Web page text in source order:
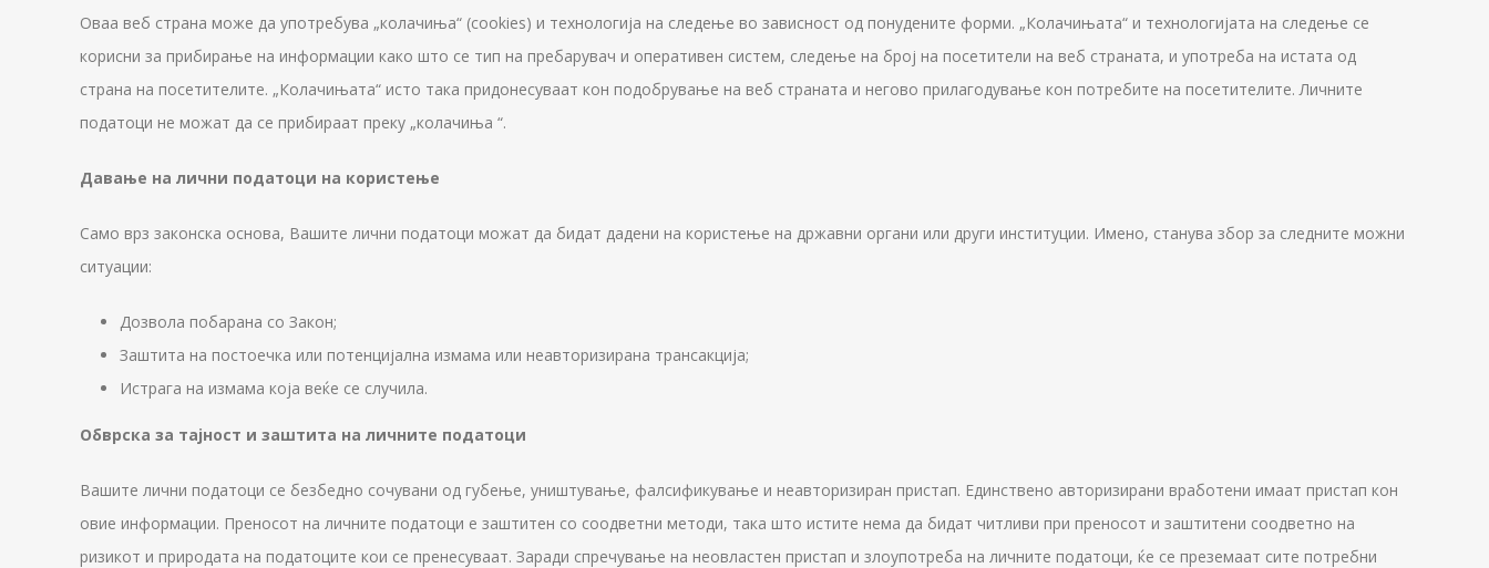
Оваа веб страна може да употребува „колачиња“ (cookies) и технологија на следење во зависност од понудените форми. „Колачињата“ и технологијата на следење се
корисни за прибирање на информации како што се тип на пребарувач и оперативен систем, следење на број на посетители на веб страната, и употреба на истата од
страна на посетителите. „Колачињата“ исто така придонесуваат кон подобрување на веб страната и негово прилагодување кон потребите на посетителите. Личните
податоци не можат да се прибираат преку „колачиња “.
Давање на лични податоци на користење
Само врз законска основа, Вашите лични податоци можат да бидат дадени на користење на државни органи или други институции. Имено, станува збор за следните можни
ситуации:
Дозвола побарана со Закон;
Заштита на постоечка или потенцијална измама или неавторизирана трансакција;
Истрага на измама која веќе се случила.
Обврска за тајност и заштита на личните податоци
Вашите лични податоци се безбедно сочувани од губење, уништување, фалсификување и неавторизиран пристап. Единствено авторизирани вработени имаат пристап кон
овие информации. Преносот на личните податоци е заштитен со соодветни методи, така што истите нема да бидат читливи при преносот и заштитени соодветно на
ризикот и природата на податоците кои се пренесуваат. Заради спречување на неовластен пристап и злоупотреба на личните податоци, ќе се преземаат сите потребни